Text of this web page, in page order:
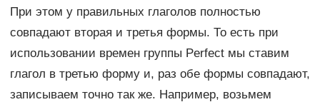
При этом у правильных глаголов полностью
совпадают вторая и третья формы. То есть при
использовании времен группы Perfect мы ставим
глагол в третью форму и, раз обе формы совпадают,
записываем точно так же. Например, возьмем